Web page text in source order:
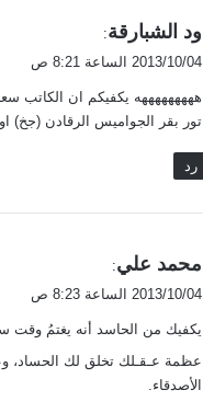
ل
ود الشبارقة:
2013/10/04 الساعة 8:21 ص
هههههههههه يكفيكم ان الكاتب
تور بقر الجواميس الرقادن (جخ)
رد
ل
محمد علي:
2013/10/04 الساعة 8:23 ص
يكفيك من الحاسد أنه يغتمُ وقت
عظمة عـقـلك تخلق لك الحساد،
الأصدقاء.